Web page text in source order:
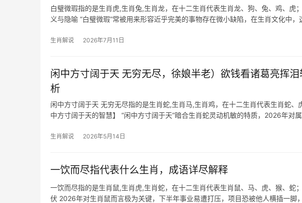
白璧微瑕指的是生肖虎,生肖兔,生肖龙，在十二生肖代表生肖龙、狗、兔、鸡、虎
义与隐喻 “白璧微瑕”常被用来形容近乎完美的事物存在微小缺陷，在生肖文化中
生肖解说 2026年7月11日
闲中方寸阔于天 无穷无尽，徐娘半老）欲钱看诸葛亮挥
析
闲中方寸阔于天 无穷无尽指的是生肖蛇,生肖马,生肖鸡，在十二生肖代表生肖蛇
中方寸阔于天的智慧】 “闲中方寸阔于天”暗合生肖蛇灵动机敏的特质，2026年对
生肖解说 2026年5月14日
一饮而尽指代表什么生肖，成语详尽解释
一饮而尽指的是生肖鼠,生肖虎,生肖蛇，在十二生肖代表生肖鼠、马、虎、猴、蛇
伏 2026年对生肖鼠而言极为关键，下半年事业易遭打压，项目恐被他人横插一脚